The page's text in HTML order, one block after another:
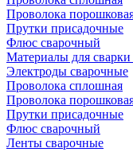
Проволока
Прутки присадочные
Флюс сварочный
Материалы для
Электроды сварочные
Проволока сплошная
Проволока
Прутки присадочные
Флюс сварочный
Ленты сварочные